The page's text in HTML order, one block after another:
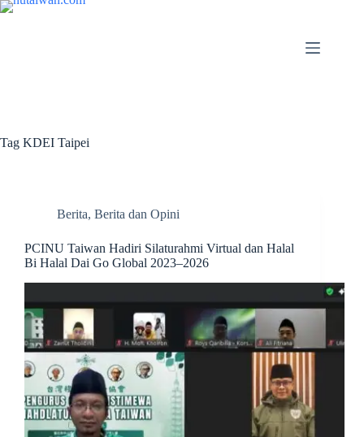
Tag KDEI Taipei
Berita, Berita dan Opini
PCINU Taiwan Hadiri Silaturahmi Virtual dan Halal
Bi Halal Dai Go Global 2023–2026